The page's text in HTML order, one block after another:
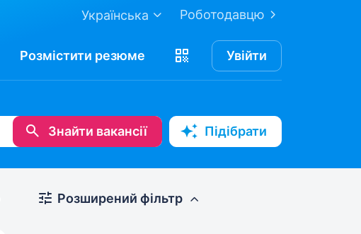
Роботодавцю
Українська
Розмістити резюме Увійти
Знайти вакансії Підібрати
Розширений фільтр